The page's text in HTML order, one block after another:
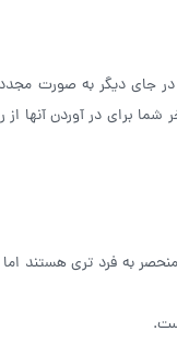
جای دیگر به صورت
شما برای در آوردن آنها
به فرد تری هستند